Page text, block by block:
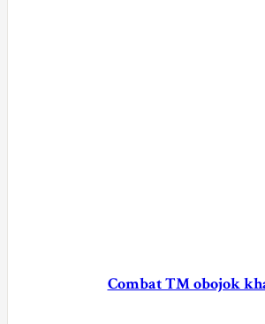
Combat TM obojok